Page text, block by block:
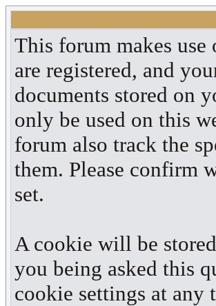
This forum makes
are registered, and
documents stored on
only be used on this
forum also track the
them. Please confirm
set.
A cookie will be
you being asked this
cookie settings at